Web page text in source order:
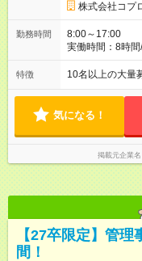
株式会社コプ
勤務時間
8:00～17:00
実働時間：8時間/日 休憩1時間 残
る日が多い働き
ので、 「今日や
方を大切にして
特徴 10名以上の大量
気になる！
掲載元企業名
【27卒限定】管
間！